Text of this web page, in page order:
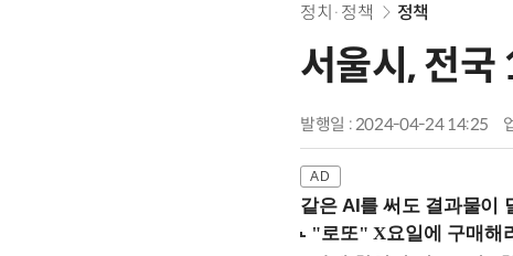
정치·정책 정책
서울시, 전국
발행일 : 2024-04-24 14:25
같은 AI를 써도 결과물이